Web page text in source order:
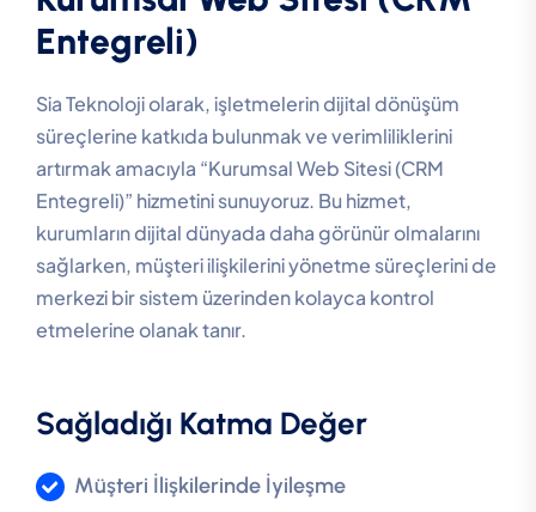
Entegreli)
Sia Teknoloji olarak, işletmelerin dijital dönüşüm
süreçlerine katkıda bulunmak ve verimliliklerini
artırmak amacıyla “Kurumsal Web Sitesi (CRM
Entegreli)” hizmetini sunuyoruz. Bu hizmet,
kurumların dijital dünyada daha görünür olmalarını
sağlarken, müşteri ilişkilerini yönetme süreçlerini de
merkezi bir sistem üzerinden kolayca kontrol
etmelerine olanak tanır.
Sağladığı Katma Değer
Müşteri İlişkilerinde İyileşme